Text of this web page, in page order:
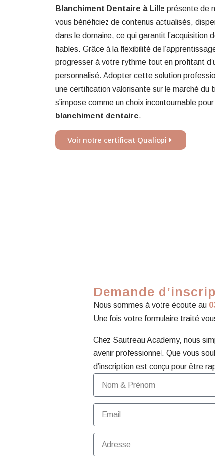
Blanchiment Dentaire à Lille présente de
vous bénéficiez de contenus actualisés,
dans le domaine, ce qui garantit l’acquisition
fiables. Grâce à la flexibilité de
progresser à votre rythme tout en profitant
personnalisé. Adopter cette solution
une certification valorisante sur le marché du
s’impose comme un choix incontournable
blanchiment dentaire.
Voir notre certificat Qualiopi
Demande
Nous sommes à votre écoute au
Une fois votre formulaire traité
Chez Sautreau Academy, nous
avenir professionnel. Que vous
d’inscription est conçu pour être